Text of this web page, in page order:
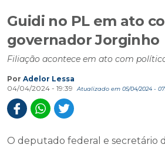
Guidi no PL em ato
governador Jorginho
Filiação acontece em ato com
Por Adelor Lessa
04/04/2024 - 19:39
Atualizado em 05/04/2024 -
O deputado federal e secretário